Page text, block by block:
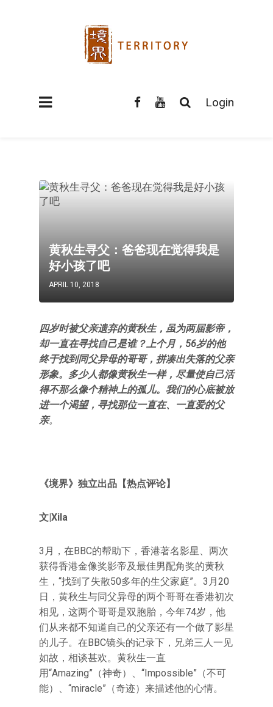
Login
黄秋生寻父：爸爸现在觉得我是
好小孩了吧
APRIL 10, 2018
四岁时被父亲遗弃的黄秋生，虽为两届影帝，
却一直在寻找自己是谁？上个月，56岁的他
终于找到同父异母的哥哥，拼凑出失落的父亲
形象。多少人都像黄秋生一样，尽量使自己活
得不那么像个精神上的孤儿。我们的心底被放
进一个渴望，寻找那位一直在、一直爱的父
亲。
《境界》独立出品【热点评论】
文|Xila
3月，在BBC的帮助下，香港著名影星、两次
获得香港金像奖影帝及最佳男配角奖的黄秋
生，“找到了失散50多年的生父家庭”。3月20
日，黄秋生与同父异母的两个哥哥在香港初次
相见，这两个哥哥是双胞胎，今年74岁，他
们从来都不知道自己的父亲还有一个做了影星
的儿子。在BBC镜头的记录下，兄弟三人一见
如故，相谈甚欢。黄秋生一直
用“Amazing”（神奇）、“Impossible”（不可
能）、“miracle”（奇迹）来描述他的心情。